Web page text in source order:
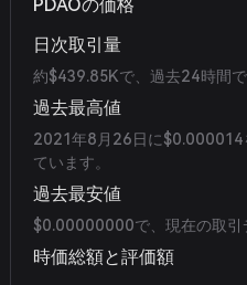
PDAOの価格
日次取引量
約$439.85Kで、過去24時間
過去最高値
2021年8月26日に$0.000014
ています。
過去最安値
$0.00000000で、現在の取引
時価総額と評価額